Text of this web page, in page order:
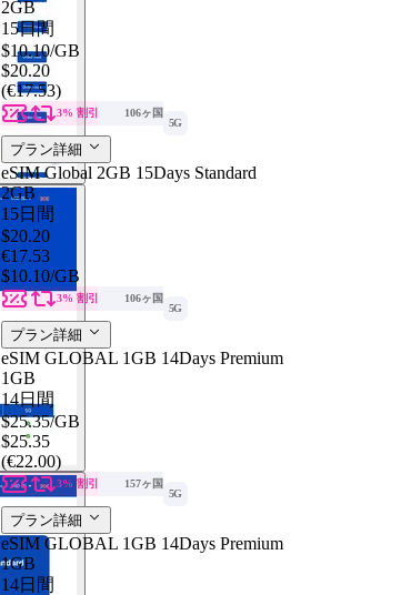
2GB
15日間
$10.10/GB
$20.20
(€17.53)
3% 割引
106ヶ国
5G
プラン詳細
eSIM Global 2GB 15Days Standard
2GB
15日間
$20.20
€17.53
$10.10/GB
3% 割引
106ヶ国
5G
プラン詳細
eSIM GLOBAL 1GB 14Days Premium
1GB
14日間
$25.35/GB
$25.35
(€22.00)
3% 割引
157ヶ国
5G
プラン詳細
eSIM GLOBAL 1GB 14Days Premium
1GB
14日間